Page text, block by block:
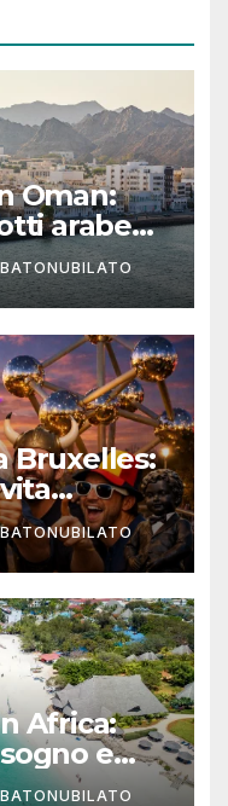
Oman:
arabe
Bruxelles:
Africa:
e